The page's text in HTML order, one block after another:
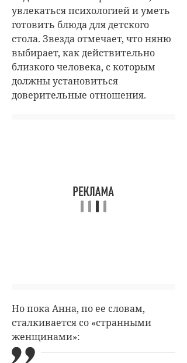
увлекаться психологией и уметь
готовить блюда для детского
стола. Звезда отмечает, что няню
выбирает, как действительно
близкого человека, с которым
должны установиться
доверительные отношения.
Но пока Анна, по ее словам,
сталкивается со «странными
женщинами»: